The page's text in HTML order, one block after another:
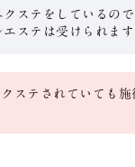
クステをしているの
エステは受けられます
ステされていても施